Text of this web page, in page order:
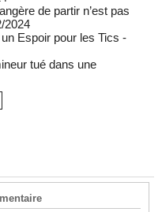
de partir n’est pas
2024
Espoir pour les Tics -
tué dans une